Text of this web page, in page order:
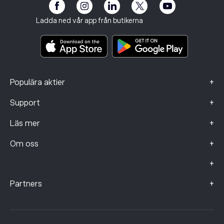
Ladda ned vår app från butikerna
Populära aktier +
Support +
Läs mer +
Om oss +
+
Regler och villkor
Viktiga informationsdokument
Klagomålsdata (FCA-kunder)
Partners +
Investeringsförsäkring